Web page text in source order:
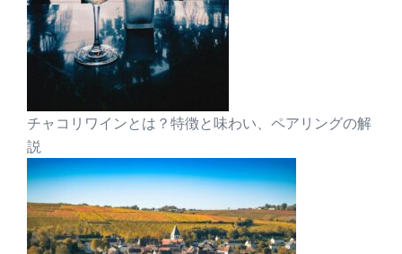
チャコリワインとは？特徴と味わい、ペアリングの解
説